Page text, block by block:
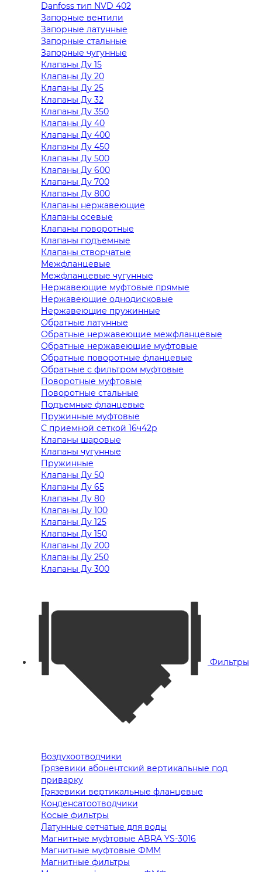
Danfoss тип NVD 402
Запорные вентили
Запорные латунные
Запорные стальные
Запорные чугунные
Клапаны Ду 15
Клапаны Ду 20
Клапаны Ду 25
Клапаны Ду 32
Клапаны Ду 350
Клапаны Ду 40
Клапаны Ду 400
Клапаны Ду 450
Клапаны Ду 500
Клапаны Ду 600
Клапаны Ду 700
Клапаны Ду 800
Клапаны нержавеющие
Клапаны осевые
Клапаны поворотные
Клапаны подъемные
Клапаны створчатые
Межфланцевые
Межфланцевые чугунные
Нержавеющие муфтовые прямые
Нержавеющие однодисковые
Нержавеющие пружинные
Обратные латунные
Обратные нержавеющие межфланцевые
Обратные нержавеющие муфтовые
Обратные поворотные фланцевые
Обратные с фильтром муфтовые
Поворотные муфтовые
Поворотные стальные
Подъемные фланцевые
Пружинные муфтовые
С приемной сеткой 16ч42р
Клапаны шаровые
Клапаны чугунные
Пружинные
Клапаны Ду 50
Клапаны Ду 65
Клапаны Ду 80
Клапаны Ду 100
Клапаны Ду 125
Клапаны Ду 150
Клапаны Ду 200
Клапаны Ду 250
Клапаны Ду 300
Фильтры
Воздухоотводчики
Грязевики абонентский вертикальные под
приварку
Грязевики вертикальные фланцевые
Конденсатоотводчики
Косые фильтры
Латунные сетчатые для воды
Магнитные муфтовые ABRA YS-3016
Магнитные муфтовые ФММ
Магнитные фильтры